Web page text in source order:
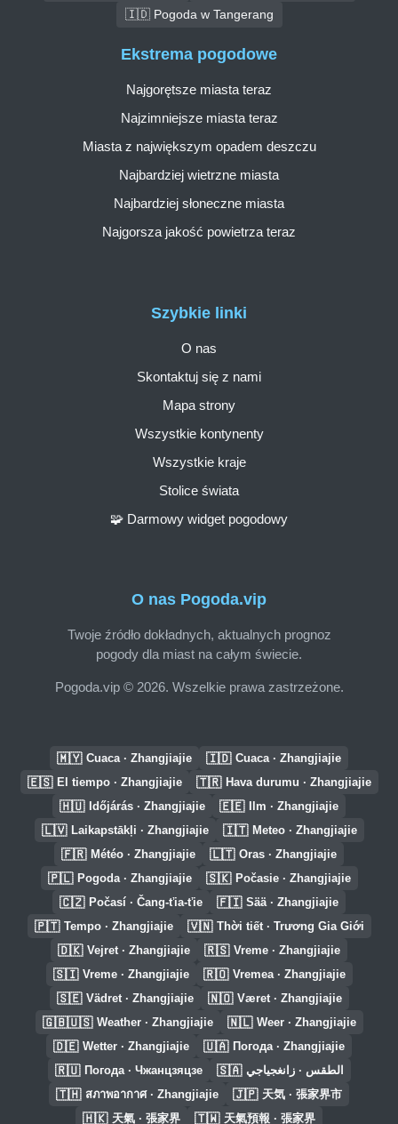
🇮🇩 Pogoda w Tangerang
O nas Pogoda.vip
Twoje źródło dokładnych, aktualnych prognoz
pogody dla miast na całym świecie.
Pogoda.vip © 2026. Wszelkie prawa zastrzeżone.
Szybkie linki
O nas
Skontaktuj się z nami
Mapa strony
Wszystkie kontynenty
Wszystkie kraje
Stolice świata
🧩 Darmowy widget pogodowy
Ekstrema pogodowe
Najgorętsze miasta teraz
Najzimniejsze miasta teraz
Miasta z największym opadem deszczu
Najbardziej wietrzne miasta
Najbardziej słoneczne miasta
Najgorsza jakość powietrza teraz
🇲🇾 Cuaca · Zhangjiajie 🇮🇩 Cuaca · Zhangjiajie
🇪🇸 El tiempo · Zhangjiajie 🇹🇷 Hava durumu · Zhangjiajie
🇭🇺 Időjárás · Zhangjiajie 🇪🇪 Ilm · Zhangjiajie
🇱🇻 Laikapstākļi · Zhangjiajie 🇮🇹 Meteo · Zhangjiajie
🇫🇷 Météo · Zhangjiajie 🇱🇹 Oras · Zhangjiajie
🇵🇱 Pogoda · Zhangjiajie 🇸🇰 Počasie · Zhangjiajie
🇨🇿 Počasí · Čang-ťia-ťie 🇫🇮 Sää · Zhangjiajie
🇵🇹 Tempo · Zhangjiajie 🇻🇳 Thời tiết · Trương Gia Giới
🇩🇰 Vejret · Zhangjiajie 🇷🇸 Vreme · Zhangjiajie
🇸🇮 Vreme · Zhangjiajie 🇷🇴 Vremea · Zhangjiajie
🇸🇪 Vädret · Zhangjiajie 🇳🇴 Været · Zhangjiajie
🇬🇧🇺🇸 Weather · Zhangjiajie 🇳🇱 Weer · Zhangjiajie
🇩🇪 Wetter · Zhangjiajie 🇺🇦 Погода · Zhangjiajie
🇷🇺 Погода · Чжанцзяцзе 🇸🇦 الطقس · زانغجياجي
🇹🇭 สภาพอากาศ · Zhangjiajie 🇯🇵 天気 · 張家界市
🇭🇰 天氣 · 張家界 🇹🇼 天氣預報 · 張家界